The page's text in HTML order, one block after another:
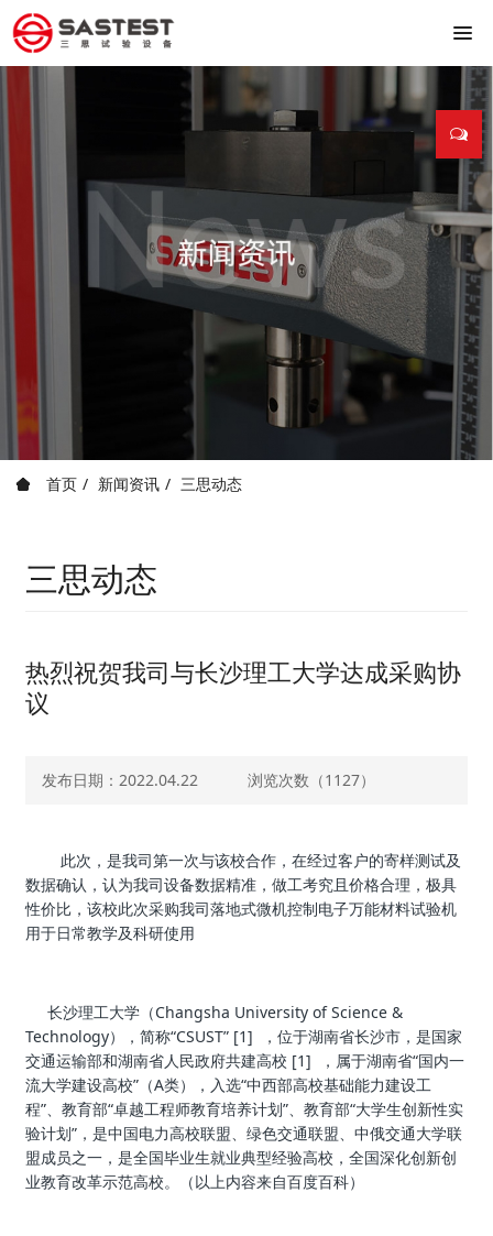
首页 新闻资讯 三思动态
三思动态
热烈祝贺我司与长沙理工大学达成采购协
议
发布日期：2022.04.22 浏览次数（1127）
此次，是我司第一次与该校合作，在经过客户的寄样测试及
数据确认，认为我司设备数据精准，做工考究且价格合理，极具
性价比，该校此次采购我司落地式微机控制电子万能材料试验机
用于日常教学及科研使用
长沙理工大学（Changsha University of Science &
Technology），简称“CSUST” [1] ，位于湖南省长沙市，是国家
交通运输部和湖南省人民政府共建高校 [1] ，属于湖南省“国内一
流大学建设高校”（A类），入选“中西部高校基础能力建设工
程”、教育部“卓越工程师教育培养计划”、教育部“大学生创新性实
验计划”，是中国电力高校联盟、绿色交通联盟、中俄交通大学联
盟成员之一，是全国毕业生就业典型经验高校，全国深化创新创
业教育改革示范高校。（以上内容来自百度百科）